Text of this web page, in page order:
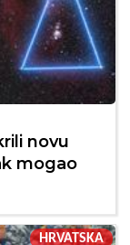
novu
mogao
HRVATSKA